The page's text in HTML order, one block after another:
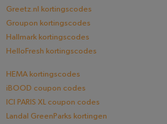
Greetz.nl kortingscodes
Groupon kortingscodes
Hallmark kortingscodes
HelloFresh kortingscodes
HEMA kortingscodes
iBOOD coupon codes
ICI PARIS XL coupon codes
Landal GreenParks kortingen